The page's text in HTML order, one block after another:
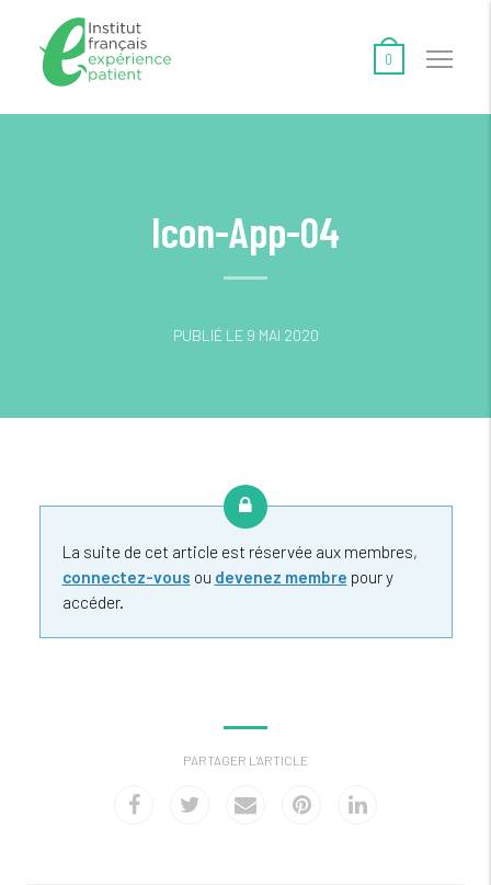
0
Icon-App-04
PUBLIÉ LE 9 MAI 2020
La suite de cet article est réservée aux membres,
connectez-vous ou devenez membre pour y
accéder.
PARTAGER L'ARTICLE